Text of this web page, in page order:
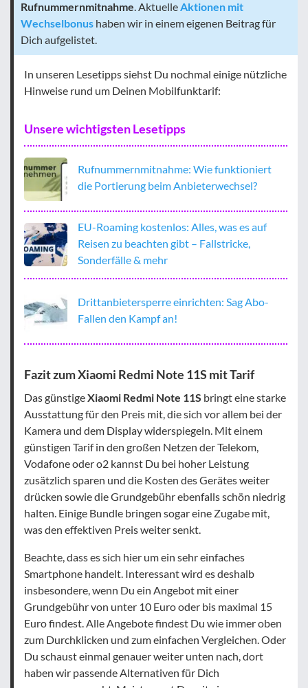
Rufnummernmitnahme. AktuelleAktionen mit
Wechselbonus haben wir in einem eigenen Beitrag für
Dich aufgelistet.
In unseren Lesetipps siehst Du nochmal einige nützliche
Hinweise rund um Deinen Mobilfunktarif:
Unsere wichtigsten Lesetipps
Rufnummernmitnahme: Wie funktioniert
die Portierung beim Anbieterwechsel?
EU-Roaming kostenlos: Alles, was es auf
Reisen zu beachten gibt – Fallstricke,
Sonderfälle & mehr
Drittanbietersperre einrichten: Sag Abo-
Fallen den Kampf an!
Fazit zum Xiaomi Redmi Note 11S mit Tarif
Das günstigeXiaomi Redmi Note 11S bringt eine starke
Ausstattung für den Preis mit, die sich vor allem bei der
Kamera und dem Display widerspiegeln. Mit einem
günstigen Tarif in den großen Netzen der Telekom,
Vodafone oder o2 kannst Du bei hoher Leistung
zusätzlich sparen und die Kosten des Gerätes weiter
drücken sowie die Grundgebühr ebenfalls schön niedrig
halten. Einige Bundle bringen sogar eine Zugabe mit,
was den effektiven Preis weiter senkt.
Beachte, dass es sich hier um ein sehr einfaches
Smartphone handelt. Interessant wird es deshalb
insbesondere, wenn Du ein Angebot mit einer
Grundgebühr von unter 10 Euro oder bis maximal 15
Euro findest. Alle Angebote findest Du wie immer oben
zum Durchklicken und zum einfachen Vergleichen. Oder
Du schaust einmal genauer weiter unten nach, dort
haben wir passende Alternativen für Dich